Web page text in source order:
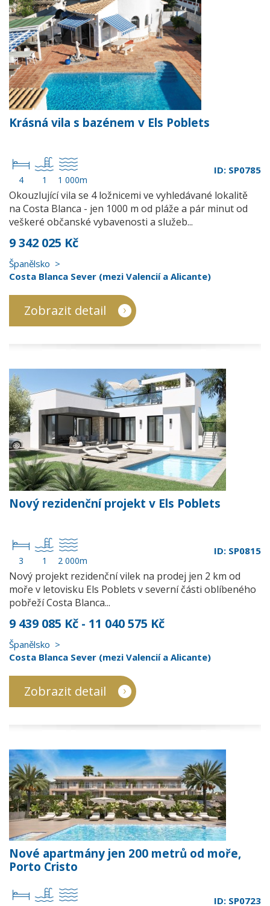
Krásná vila s bazénem v Els Poblets
4 1 1 000m
ID: SP0785
Okouzlující vila se 4 ložnicemi ve vyhledávané lokalitě
na Costa Blanca - jen 1000 m od pláže a pár minut od
veškeré občanské vybavenosti a služeb...
9 342 025 Kč
Španělsko
Costa Blanca Sever (mezi Valencií a Alicante)
Zobrazit detail
Nový rezidenční projekt v Els Poblets
3 1 2 000m
ID: SP0815
Nový projekt rezidenční vilek na prodej jen 2 km od
moře v letovisku Els Poblets v severní části oblíbeného
pobřeží Costa Blanca...
9 439 085 Kč - 11 040 575 Kč
Španělsko
Costa Blanca Sever (mezi Valencií a Alicante)
Zobrazit detail
Nové apartmány jen 200 metrů od moře,
Porto Cristo
ID: SP0723